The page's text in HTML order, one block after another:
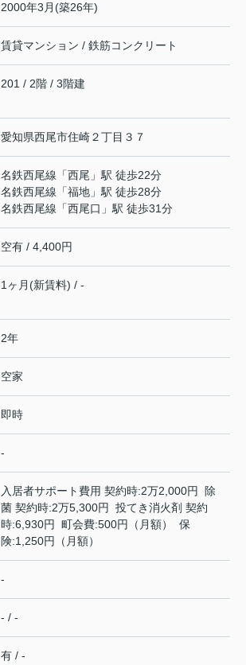
2000年3月(築26年)
賃貸マンション / 鉄筋コンクリート
201 / 2階 / 3階建
愛知県西尾市住崎２丁目３７
名鉄西尾線 「西尾 」駅 徒歩22分
名鉄西尾線 「福地 」駅 徒歩28分
名鉄西尾線 「西尾口 」駅 徒歩31分
空有 / 4,400円
1ヶ月(新賃料) / -
2年
空家
即時
-
入居者サポート費用 契約時:2万2,000円 除
菌 契約時:2万5,300円 投てき消火剤 契約
時:6,930円 町会費:500円（月額） 保
険:1,250円（月額）
-
- / -
有 / -